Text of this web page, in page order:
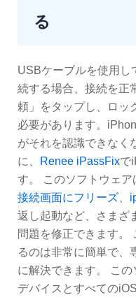
る
USBケーブルを使用し
続する場合、接続を正
頼」をタップし、ロッ
必要があります。
がそれを認識できなく
に、
Renee iPassFixで
す。 このソフトウェア
接続画面にフリーズ
返し起動など、さまざ
問題を修正できます。
るのは非常に簡単で、
に解決できます。 こ
デバイスとすべての